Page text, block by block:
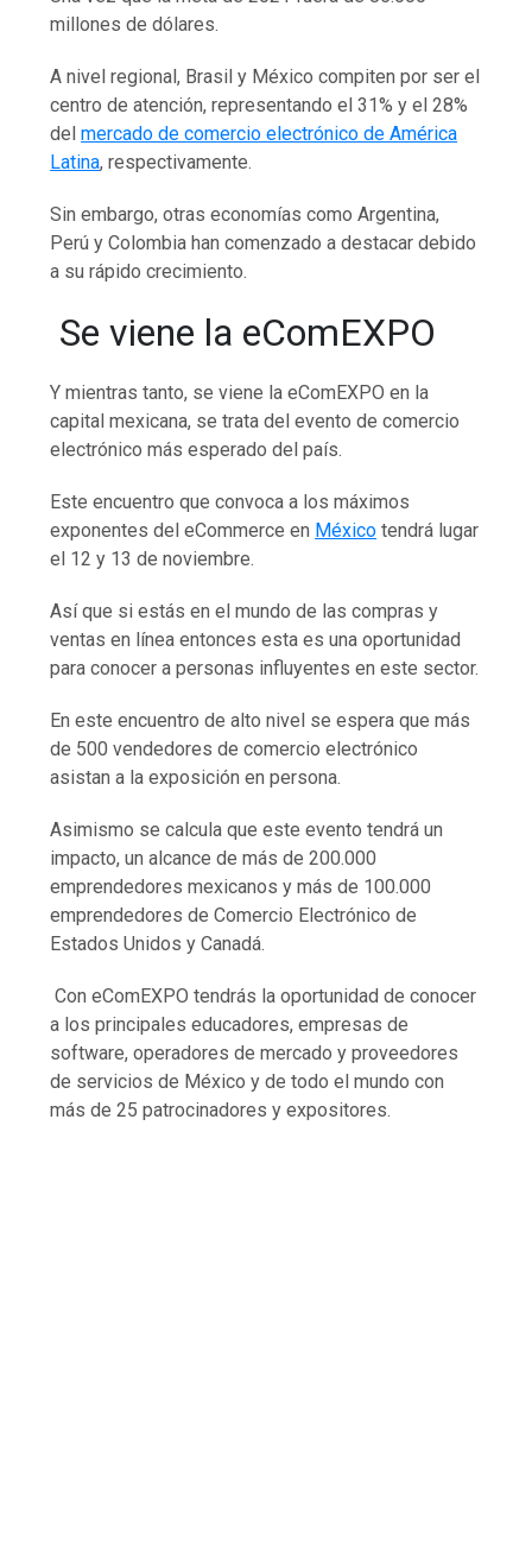
millones de dólares.
A nivel regional, Brasil y México compiten por ser el
centro de atención, representando el 31% y el 28%
delmercado de comercio electrónico de América
Latina, respectivamente.
Sin embargo, otras economías como Argentina,
Perú y Colombia han comenzado a destacar debido
a su rápido crecimiento.
Se viene la eComEXPO
Y mientras tanto, se viene la eComEXPO en la
capital mexicana, se trata del evento de comercio
electrónico más esperado del país.
Este encuentro que convoca a los máximos
exponentes del eCommerce en México tendrá lugar
el 12 y 13 de noviembre.
Así que si estás en el mundo de las compras y
ventas en línea entonces esta es una oportunidad
para conocer a personas influyentes en este sector.
En este encuentro de alto nivel se espera que más
de 500 vendedores de comercio electrónico
asistan a la exposición en persona.
Asimismo se calcula que este evento tendrá un
impacto, un alcance de más de 200.000
emprendedores mexicanos y más de 100.000
emprendedores de Comercio Electrónico de
Estados Unidos y Canadá.
Con eComEXPO tendrás la oportunidad de conocer
a los principales educadores, empresas de
software, operadores de mercado y proveedores
de servicios de México y de todo el mundo con
más de 25 patrocinadores y expositores.